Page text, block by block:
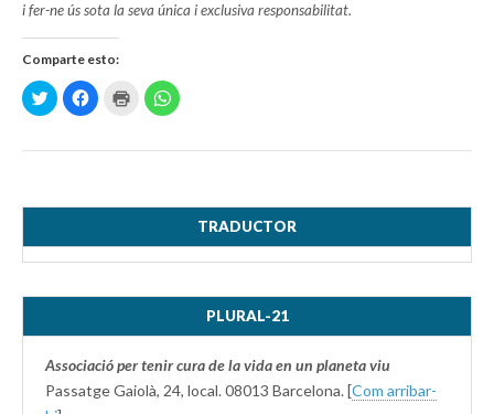
i fer-ne ús sota la seva única i exclusiva responsabilitat.
Comparte esto:
H
a
l
r
o
m
a
i
e
n
T
w
H
a
l
r
o
m
a
i
e
n
F
a
l
r
m
p
i
r
S
e
a
b
H
a
l
r
o
m
a
i
e
n
W
h
TRADUCTOR
PLURAL-21
Associació per tenir cura de la vida en un planeta viu
Passatge Gaiolà, 24, local. 08013 Barcelona. [Com arribar-